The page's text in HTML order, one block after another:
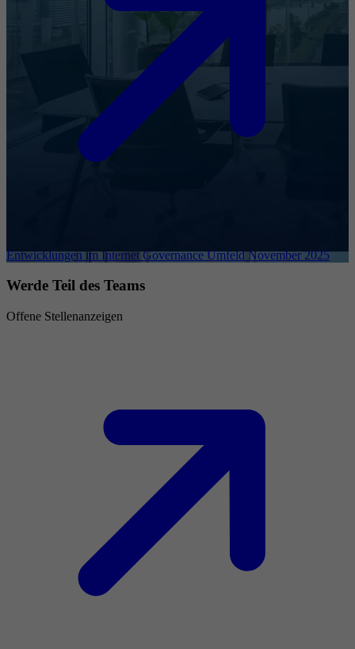
Entwicklungen im Internet Governance Umfeld November 2025
Werde Teil des Teams
Offene Stellenanzeigen